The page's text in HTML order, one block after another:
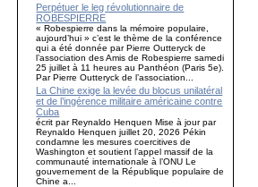
Perpétuer le leg révolutionnaire de
ROBESPIERRE
« Robespierre dans la mémoire populaire,
aujourd’hui » c’est le thème de la conférence
qui a été donnée par Pierre Outteryck de
l’association des Amis de Robespierre samedi
25 juillet à 11 heures au Panthéon (Paris 5e).
Par Pierre Outteryck de l’association...
La Chine exige la levée du blocus unilatéral
et de l’ingérence militaire américaine contre
Cuba
écrit par Reynaldo Henquen Mise à jour par
Reynaldo Henquen juillet 20, 2026 Pékin
condamne les mesures coercitives de
Washington et soutient l’appel massif de la
communauté internationale à l’ONU Le
gouvernement de la République populaire de
Chine a...